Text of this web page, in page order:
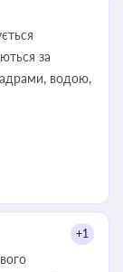
за
водою,
+1